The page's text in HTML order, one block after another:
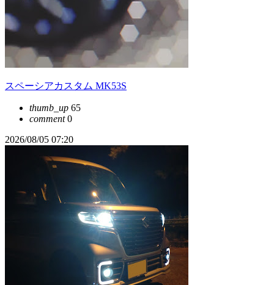
スペーシアカスタム MK53S
thumb_up 65
comment0
2026/08/05 07:20